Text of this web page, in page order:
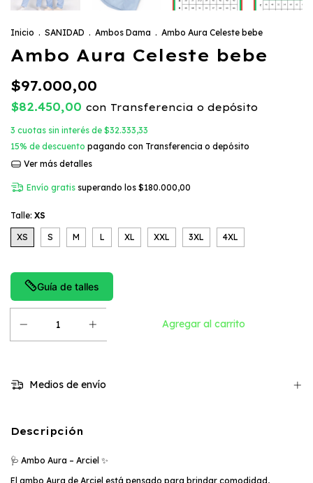
Inicio . SANIDAD . Ambos Dama . Ambo Aura Celeste bebe
Ambo Aura Celeste bebe
$97.000,00
$82.450,00 con Transferencia o depósito
3 cuotas sin interés de $32.333,33
15% de descuento pagando con Transferencia o depósito
Ver más detalles
Envío gratis superando los $180.000,00
Talle: XS
XS S M L XL XXL 3XL 4XL
Guía de talles
Medios de envío
Descripción
🩺 Ambo Aura – Arciel ✨
El ambo Aura de Arciel está pensado para brindar comodidad,